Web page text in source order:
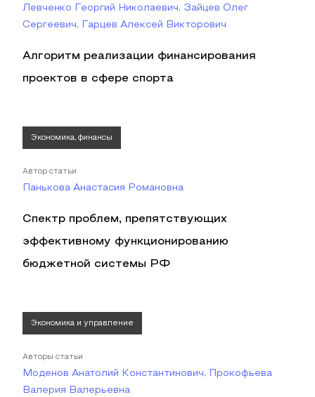
Левченко Георгий Николаевич, Зайцев Олег
Сергеевич, Гарцев Алексей Викторович
Алгоритм реализации финансирования
проектов в сфере спорта
Экономика, финансы
Автор статьи
Панькова Анастасия Романовна
Спектр проблем, препятствующих
эффективному функционированию
бюджетной системы РФ
Экономика и управление
Авторы статьи
Моденов Анатолий Константинович, Прокофьева
Валерия Валерьевна